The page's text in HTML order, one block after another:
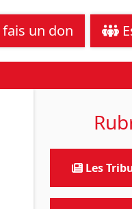
juridique
fais un don
Les